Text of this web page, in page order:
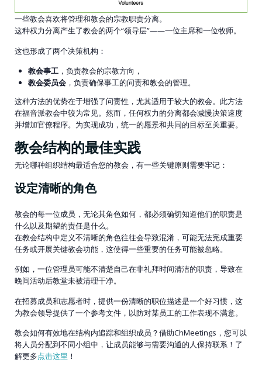
一些教会喜欢将管理和教会的宗教职责分离。
这种权力分离产生了教会的两个“领导层”——一位主席和一位牧师。
这也形成了两个决策机构：
教会事工 ，负责教会的宗教方向，
教会委员会 ，负责确保事工的问责和教会的管理。
这种方法的优势在于增强了问责性，尤其适用于较大的教会。此方法
在福音派教会中较为常见。然而，任何权力的分离都会减慢决策速度
并增加官僚程序。为实现成功，统一的愿景和共同的目标至关重要。
教会结构的最佳实践
无论哪种组织结构最适合您的教会，有一些关键原则需要牢记：
设定清晰的角色
教会的每一位成员，无论其角色如何，都必须确切知道他们的职责是
什么以及期望的责任是什么。
在教会结构中定义不清晰的角色往往会导致混淆，可能无法完成重要
任务或开展关键教会功能，这使得一些重要的任务可能被忽略。
例如，一位管理员可能不清楚自己在非礼拜时间清洁的职责，导致在
晚间活动后教堂未被清理干净。
在招募成员和志愿者时，提供一份清晰的职位描述是一个好习惯，这
为教会领导提供了一个参考文件，以防对某员工的工作表现不满意。
教会如何有效地在结构内追踪和组织成员？借助ChMeetings，您可以
将人员分配到不同小组中，让成员能够与需要沟通的人保持联系！了
解更多点击这里 ！